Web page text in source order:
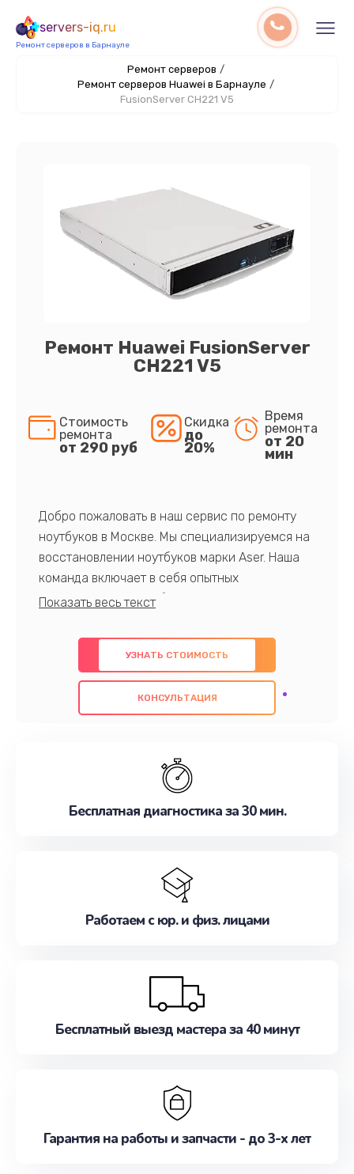
servers-iq.ru
Ремонт серверов в Барнауле
Ремонт серверов /
Ремонт серверов Huawei в Барнауле /
FusionServer CH221 V5
Ремонт Huawei FusionServer
CH221 V5
Стоимость
ремонта
от 290 руб
Скидка
до
20%
Время
ремонта
от 20
мин
Добро пожаловать в наш сервис по ремонту
ноутбуков в Москве. Мы специализируемся на
восстановлении ноутбуков марки Aser. Наша
команда включает в себя опытных
профессионалов с обширными знаниями и
предлагаем быстрый и качественный ремонт с
использованием оригинальных компонентов, а
также гарантируем качество всех
проведенных работ. Наша цель - предоставить
наилучшим образом. Не медлите записаться на
УЗНАТЬ СТОИМОСТЬ
КОНСУЛЬТАЦИЯ
Бесплатная диагностика за 30 мин.
Работаем с юр. и физ. лицами
Бесплатный выезд мастера за 40 минут
Гарантия на работы и запчасти - до 3-х лет